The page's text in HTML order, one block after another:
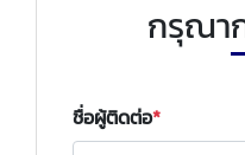
กรุณา
ชื่อผู้ติดต่อ